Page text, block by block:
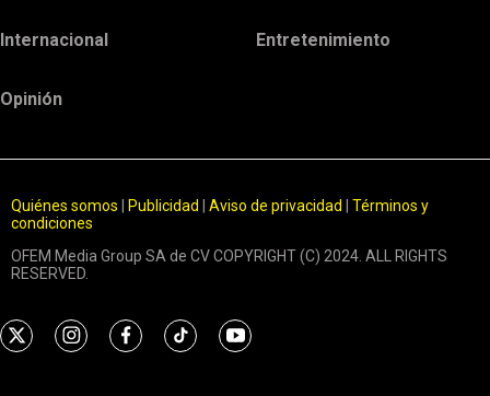
Internacional Entretenimiento
Opinión
Quiénes somos Publicidad Aviso de privacidad
Términos y
condiciones
OFEM Media Group SA de CV COPYRIGHT (C) 2024. ALL RIGHTS
RESERVED.
t
i
f
t
y